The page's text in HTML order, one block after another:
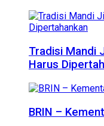
Tradisi Mandi
Harus
BRIN –